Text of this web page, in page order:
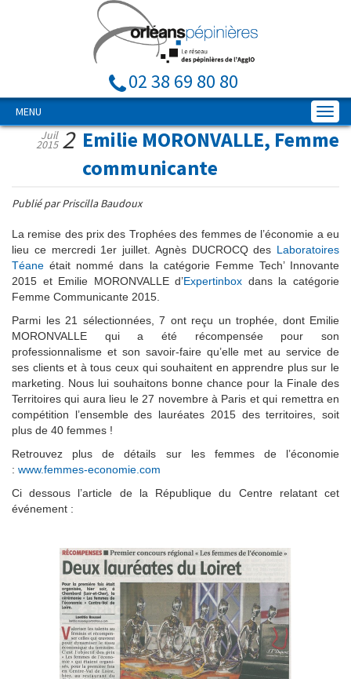
02 38 69 80 80
MENU
Emilie MORONVALLE, Femme
communicante
Juil
2015 2
Publié par Priscilla Baudoux
La remise des prix des Trophées des femmes de l’économie a eu
lieu ce mercredi 1er juillet. Agnès DUCROCQ des Laboratoires
Téane était nommé dans la catégorie Femme Tech’ Innovante
2015 et Emilie MORONVALLE d’Expertinbox dans la catégorie
Femme Communicante 2015.
Parmi les 21 sélectionnées, 7 ont reçu un trophée, dont Emilie
MORONVALLE qui a été récompensée pour son
professionnalisme et son savoir-faire qu’elle met au service de
ses clients et à tous ceux qui souhaitent en apprendre plus sur le
marketing. Nous lui souhaitons bonne chance pour la Finale des
Territoires qui aura lieu le 27 novembre à Paris etqui remettra en
compétition l’ensemble des lauréates 2015 des territoires, soit
plus de 40 femmes !
Retrouvez plus de détails sur les femmes de l’économie
: www.femmes-economie.com
Ci dessous l’article de la République du Centre relatant cet
événement :